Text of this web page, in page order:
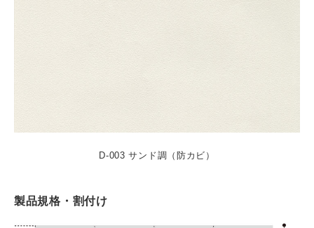
D-003 サンド調（防カビ）
製品規格・割付け